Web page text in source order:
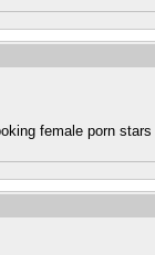
female porn stars